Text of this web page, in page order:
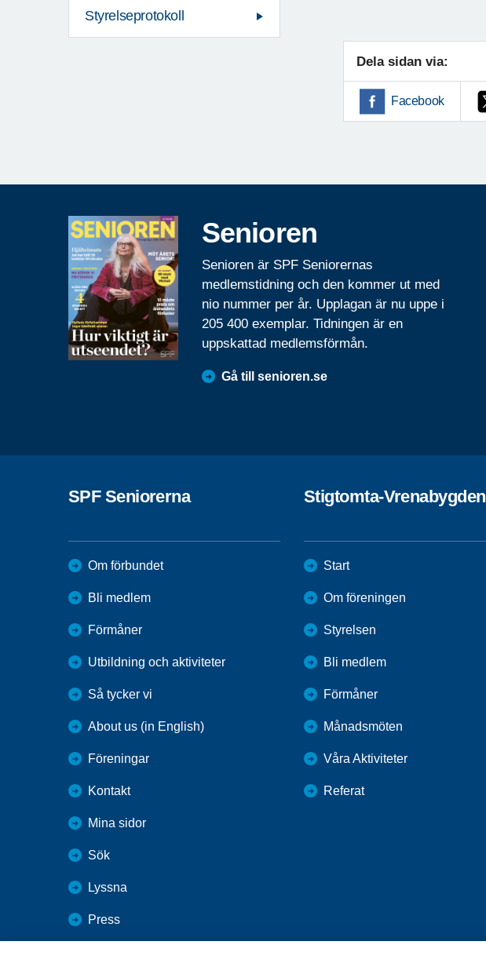
Styrelseprotokoll
Dela sidan via:
Facebook
Senioren
Senioren är SPF Seniorernas
medlemstidning och den kommer ut med
nio nummer per år. Upplagan är nu uppe i
205 400 exemplar. Tidningen är en
uppskattad medlemsförmån.
Gå till senioren.se
SPF Seniorerna
Om förbundet
Bli medlem
Förmåner
Utbildning och aktiviteter
Så tycker vi
About us (in English)
Föreningar
Kontakt
Mina sidor
Sök
Lyssna
Press
Stigtomta-Vrenabygden
Start
Om föreningen
Styrelsen
Bli medlem
Förmåner
Månadsmöten
Våra Aktiviteter
Referat